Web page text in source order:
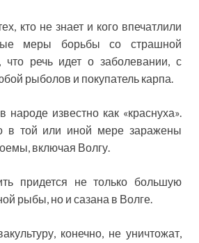
кто не знает и кого впечатлили
меры борьбы со страшной
что речь идет о заболевании, с
рыболов и покупатель карпа.
народе известно как «краснуха».
в той или иной мере заражены
включая Волгу.
придется не только большую
рыбы, но и сазана в Волге.
конечно, не уничтожат,